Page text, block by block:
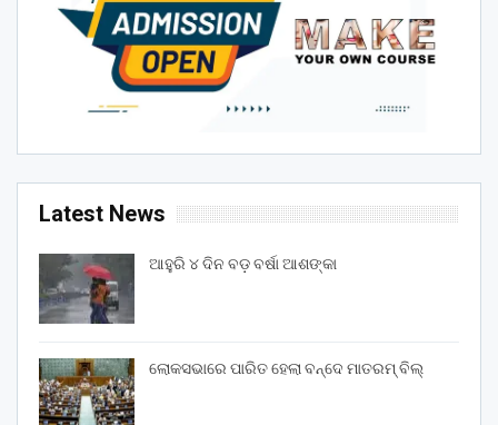
Latest News
ଆହୁରି ୪ ଦିନ ବଡ଼ ବର୍ଷା ଆଶଙ୍କା
ଲୋକସଭାରେ ପାରିତ ହେଲା ବନ୍ଦେ ମାତରମ୍‌ ବିଲ୍‌